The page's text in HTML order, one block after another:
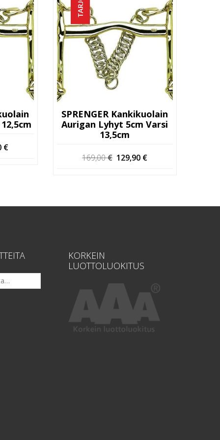
€
SPRENGER Kankikuolain
Aurigan Lyhyt 5cm Varsi
13,5cm
169,00€ Alkuperäinen
129,90 €
KORKEIN
LUOTTOLUOKITUS